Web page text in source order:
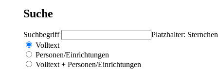
Suche
Suchbegriff
Platzhalter:
Volltext
Personen/Einrichtungen
Volltext + Personen/Einrichtungen